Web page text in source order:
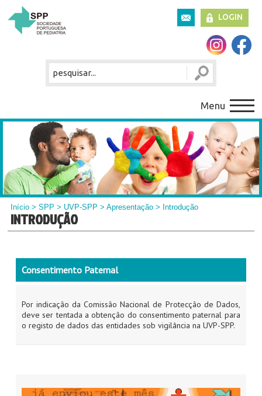
LOGIN
Menu
Início >SPP > UVP-SPP >Apresentação > Introdução
INTRODUÇÃO
Consentimento Paternal
Por indicação da Comissão Nacional de Protecção de Dados,
deve ser tentada a obtenção do consentimento paternal para
o registo de dados das entidades sob vigilância na UVP-SPP.